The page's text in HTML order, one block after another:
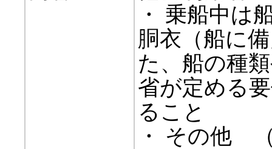
・ 乗船中は
胴衣（船に
た、船の種
省が定める
ること
・ その